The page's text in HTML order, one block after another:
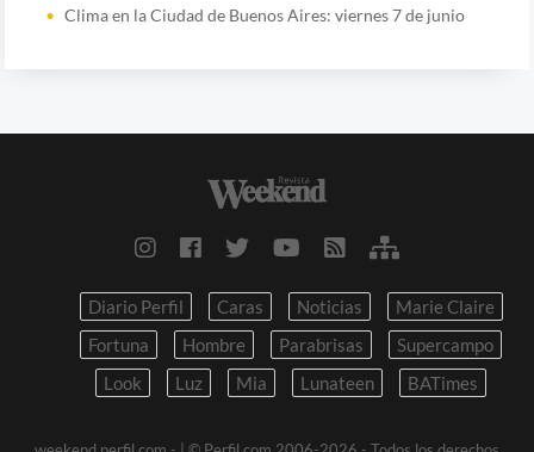
Clima en la Ciudad de Buenos Aires: viernes 7 de junio
Diario Perfil Caras Noticias
Marie Claire
Fortuna
Hombre Parabrisas
Supercampo
Look
Luz Mia Lunateen BATimes